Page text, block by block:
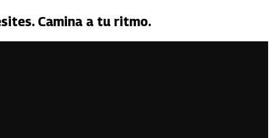
Camina a tu ritmo.